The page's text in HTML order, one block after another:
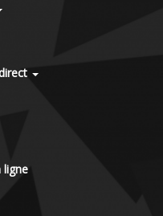
ligne